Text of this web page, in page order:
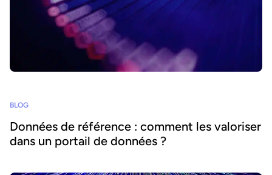
BLOG
Données de référence : comment les valoriser
dans un portail de données ?